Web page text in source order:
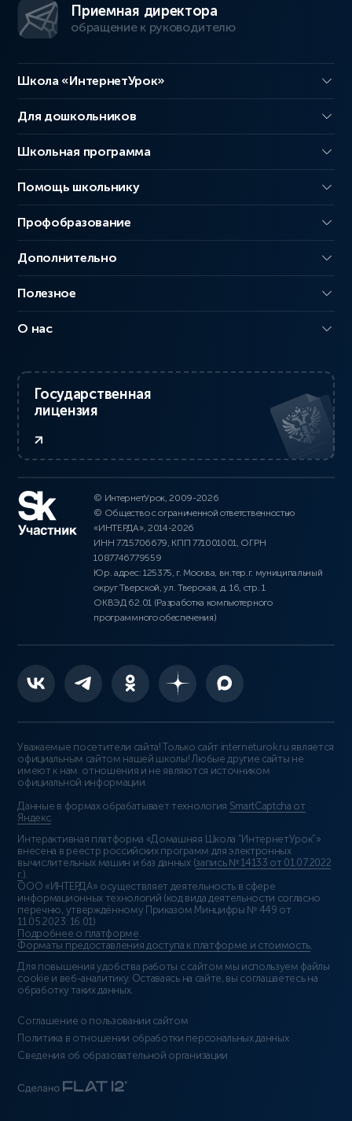
Приемная директора
обращение к руководителю
Школа «ИнтернетУрок»
Для дошкольников
Школьная программа
Помощь школьнику
Профобразование
Дополнительно
Полезное
О нас
Государственная
лицензия
© ИнтернетУрок, 2009-2026
© Общество с ограниченной ответственностью
«ИНТЕРДА», 2014-2026
ИНН 7715706679, КПП 771001001, ОГРН
1087746779559
Юр. адрес: 125375, г. Москва, вн.тер.г. муниципальный
округ Тверской, ул. Тверская, д. 16, стр. 1
ОКВЭД 62.01 (Разработка компьютерного
программного обеспечения)
Уважаемые посетители сайта! Только сайт interneturok.ru является
официальным сайтом нашей школы! Любые другие сайты не
имеют к нам отношения и не являются источником
официальной информации.
Данные в формах обрабатывает технология SmartCaptcha от
Яндекс
Интерактивная платформа «Домашняя Школа “ИнтернетУрок”»
внесена в реестр российских программ для электронных
вычислительных машин и баз данных (запись № 14133 от 01.07.2022
г.).
ООО «ИНТЕРДА» осуществляет деятельность в сфере
информационных технологий (код вида деятельности согласно
перечню, утверждённому Приказом Минцифры № 449 от
11.05.2023: 16.01)
Подробнее о платформе.
Форматы предоставления доступа к платформе и стоимость.
Для повышения удобства работы с сайтом мы используем файлы
cookie и веб-аналитику. Оставаясь на сайте, вы соглашаетесь на
обработку таких данных.
Соглашение о пользовании сайтом
Политика в отношении обработки персональных данных
Сведения об образовательной организации